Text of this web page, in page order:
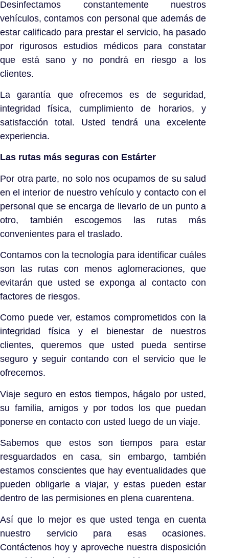
Desinfectamos constantemente nuestros
vehículos, contamos con personal que además de
estar calificado para prestar el servicio, ha pasado
por rigurosos estudios médicos para constatar
que está sano y no pondrá en riesgo a los
clientes.
La garantía que ofrecemos es de seguridad,
integridad física, cumplimiento de horarios, y
satisfacción total. Usted tendrá una excelente
experiencia.
Las rutas más seguras con Estárter
Por otra parte, no solo nos ocupamos de su salud
en el interior de nuestro vehículo y contacto con el
personal que se encarga de llevarlo de un punto a
otro, también escogemos las rutas más
convenientes para el traslado.
Contamos con la tecnología para identificar cuáles
son las rutas con menos aglomeraciones, que
evitarán que usted se exponga al contacto con
factores de riesgos.
Como puede ver, estamos comprometidos con la
integridad física y el bienestar de nuestros
clientes, queremos que usted pueda sentirse
seguro y seguir contando con el servicio que le
ofrecemos.
Viaje seguro en estos tiempos, hágalo por usted,
su familia, amigos y por todos los que puedan
ponerse en contacto con usted luego de un viaje.
Sabemos que estos son tiempos para estar
resguardados en casa, sin embargo, también
estamos conscientes que hay eventualidades que
pueden obligarle a viajar, y estas pueden estar
dentro de las permisiones en plena cuarentena.
Así que lo mejor es que usted tenga en cuenta
nuestro servicio para esas ocasiones.
Contáctenos hoy y aproveche nuestra disposición